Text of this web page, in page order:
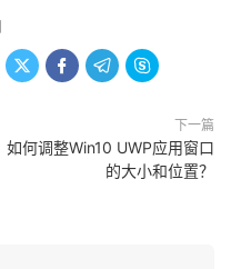
   
下一篇
如何调整Win10 UWP应用窗口
的大小和位置？